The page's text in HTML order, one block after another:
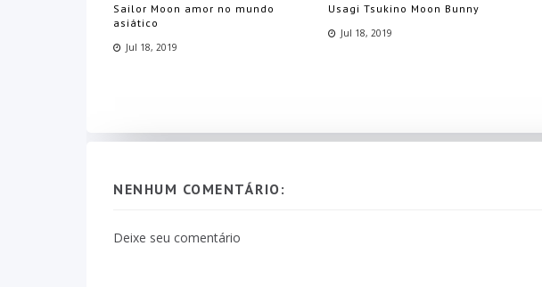
Sailor Moon amor no mundo
asiático
Jul 18, 2019
Usagi Tsukino Moon Bunny
Jul 18, 2019
NENHUM COMENTÁRIO:
Deixe seu comentário